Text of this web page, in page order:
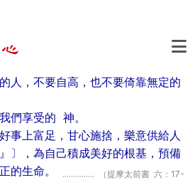
人，不要自高，也不要倚靠無定的
們享受的 神。
好事上富足，甘心施捨，樂意供給人
〕，為自己積成美好的根基，預備
的生命。
............... （提摩太前書 六：17-